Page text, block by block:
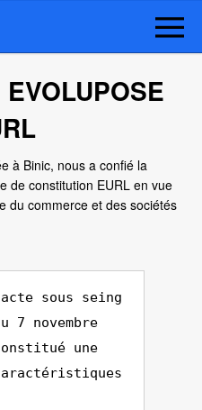
à Binic, nous a confié la
de constitution EURL en vue
du commerce et des sociétés
sous seing
7 novembre
une